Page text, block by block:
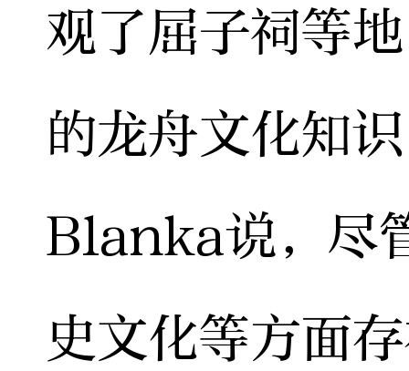
观了屈子祠等
的龙舟文化知
Blanka说，尽
史文化等方面